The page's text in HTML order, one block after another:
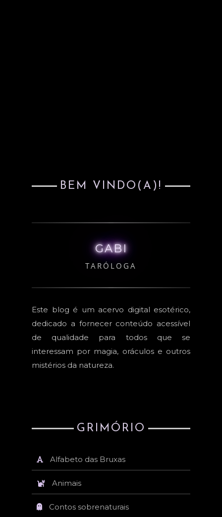
BEM VINDO(A)!
GABI
TARÓLOGA
Este blog é um acervo digital esotérico,
dedicado a fornecer conteúdo acessível
de qualidade para todos que se
interessam por magia, oráculos e outros
mistérios da natureza.
GRIMÓRIO
Alfabeto das Bruxas
Animais
Contos sobrenaturais